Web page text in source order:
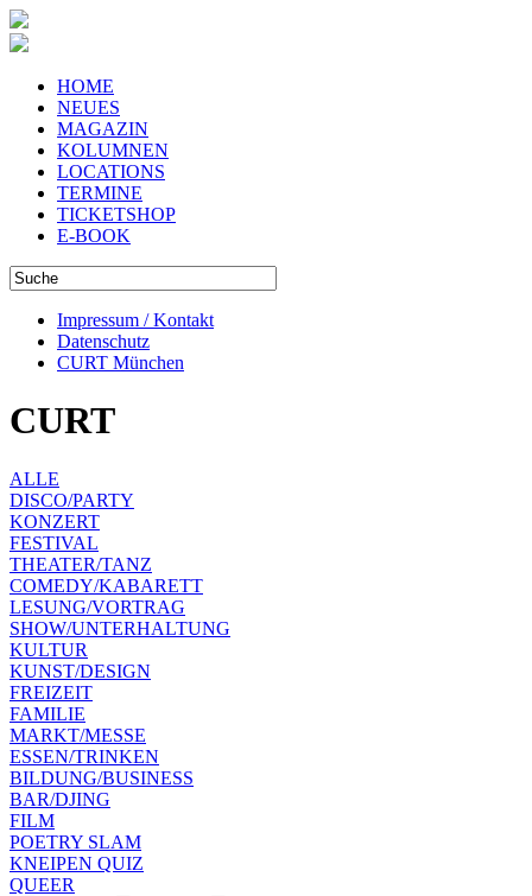
HOME
NEUES
MAGAZIN
KOLUMNEN
LOCATIONS
TERMINE
TICKETSHOP
E-BOOK
Impressum / Kontakt
Datenschutz
CURT München
CURT
ALLE
DISCO/PARTY
KONZERT
FESTIVAL
THEATER/TANZ
COMEDY/KABARETT
LESUNG/VORTRAG
SHOW/UNTERHALTUNG
KULTUR
KUNST/DESIGN
FREIZEIT
FAMILIE
MARKT/MESSE
ESSEN/TRINKEN
BILDUNG/BUSINESS
BAR/DJING
FILM
POETRY SLAM
KNEIPEN QUIZ
QUEER